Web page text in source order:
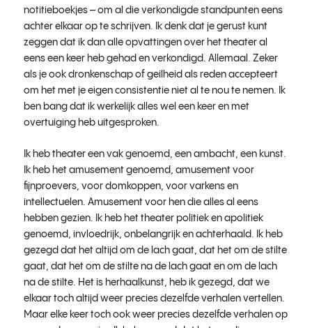
notitieboekjes – om al die verkondigde standpunten eens
achter elkaar op te schrijven. Ik denk dat je gerust kunt
zeggen dat ik dan alle opvattingen over het theater al
eens een keer heb gehad en verkondigd. Allemaal. Zeker
als je ook dronkenschap of geilheid als reden accepteert
om het met je eigen consistentie niet al te nou te nemen. Ik
ben bang dat ik werkelijk alles wel een keer en met
overtuiging heb uitgesproken.
Ik heb theater een vak genoemd, een ambacht, een kunst.
Ik heb het amusement genoemd, amusement voor
fijnproevers, voor domkoppen, voor varkens en
intellectuelen. Amusement voor hen die alles al eens
hebben gezien. Ik heb het theater politiek en apolitiek
genoemd, invloedrijk, onbelangrijk en achterhaald. Ik heb
gezegd dat het altijd om de lach gaat, dat het om de stilte
gaat, dat het om de stilte na de lach gaat en om de lach
na de stilte. Het is herhaalkunst, heb ik gezegd, dat we
elkaar toch altijd weer precies dezelfde verhalen vertellen.
Maar elke keer toch ook weer precies dezelfde verhalen op